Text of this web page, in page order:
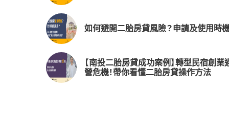
如何避開二胎房貸風險？申請及使用時
【南投二胎房貸成功案例】轉型民宿創業
營危機！帶你看懂二胎房貸操作方法